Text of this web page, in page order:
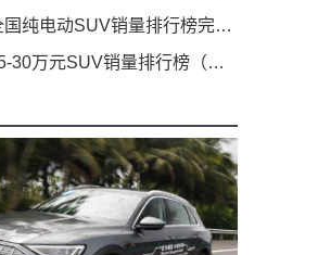
电动SUV销量排行榜完整版(零售量
万元SUV销量排行榜（零售量）